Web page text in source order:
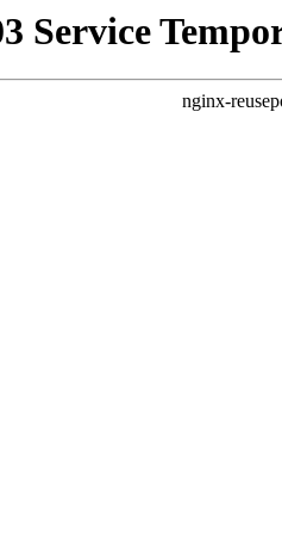
Service
nginx-